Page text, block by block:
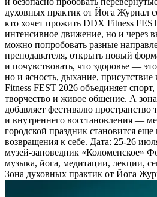
духовных практик от Йога Журнал
кто хочет прожить DDX Fitness
интенсивное движение, но и через
можно попробовать разные
преподавателя, открыть новый
и почувствовать, что здоровье —
но и ясность, дыхание,
Fitness FEST 2026 объединяет
творчество и живое общение. А
добавляет фестивалю
и внутреннего восстановления —
городской праздник становится
возвращения к себе. Дата: 25-26
музей-заповедник «Коломенское»
музыка, йога, медитации, лекции,
Зона духовных практик от Йога